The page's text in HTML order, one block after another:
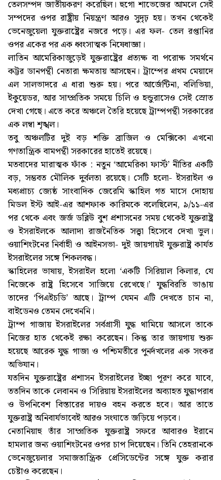
তেলসম্পদ জাতীয়করণ করেছিল। হুগো শাভেজের আমলে সেই
সম্পদের ওপর রাষ্ট্রীয় নিয়ন্ত্রণ আরও সুদৃঢ় হয়। তখন থেকেই
ভেনেজুয়েলা যুক্তরাষ্ট্রের নজরে পড়ে। এর ফল- তেল রপ্তানির
ওপর একের পর এক ধ্বংসাত্মক নিষেধাজ্ঞা।
লাতিন আমেরিকাজুড়েই যুক্তরাষ্ট্রের প্রত্যক্ষ বা পরোক্ষ সমর্থনে
কট্টর ডানপন্থী নেতারা ক্ষমতায় আসছেন। ট্রাম্পের প্রথম মেয়াদে
এল সালভাদরে এ ধারা শুরু হয়। পরে আর্জেন্টিনা, বলিভিয়া,
ইকুয়েডর, আর সাম্প্রতিক সময়ে চিলি ও হন্ডুরাসেও সেই স্রোত
দেখা গেছে। এতে করে অঞ্চলে তৈরি হয়েছে ট্রাম্পপন্থী সরকারের
এক লম্বা শৃঙ্খল।
তবু অঞ্চলটির দুই বড় শক্তি ব্রাজিল ও মেক্সিকো এখনো
গণতান্ত্রিক বামপন্থী সরকারের হাতেই রয়েছে।
মতবাদের মারাত্মক ফাঁক : নতুন ‘আমেরিকা ফার্স্ট’ নীতির একটি
বড়, সম্ভবত মৌলিক দুর্বলতা রয়েছে। সেটি হলো- ইসরাইল ও
মধ্যপ্রাচ্য জ্যেষ্ঠ সাংবাদিক জেরেমি স্কাহিল গত মাসে দোহায়
মিডল ইস্ট আই-এর আশফাক কারিমকে বলেছিলেন, ৯/১১-এর
পর থেকে এবং জর্জ ডব্লিউ বুশ প্রশাসনের সময় থেকেই যুক্তরাষ্ট্র
ও ইসরাইলকে আলাদা রাজনৈতিক সত্ত্বা হিসেবে দেখা ভুল।
ওয়াশিংটনের নির্বাহী ও আইনসভা- দুই জায়গায়ই যুক্তরাষ্ট্র কার্যত
ইসরাইলের সঙ্গে শিকলবদ্ধ।
স্কাহিলের ভাষায়, ইসরাইল হলো ‘একটি সিরিয়াল কিলার, যে
নিজেকে রাষ্ট্র হিসেবে সাজিয়ে রেখেছে।’ যুদ্ধবিরতি ভাঙায়
তাদের ‘পিএইচডি’ আছে। ট্রাম্প যেমন এটি দেখতে চান না,
বাইডেনও তেমন দেখেননি।
ট্রাম্প গাজায় ইসরাইলের সর্বগ্রাসী যুদ্ধ থামিয়ে আসলে তাকে
নিজের হাত থেকেই রক্ষা করেছেন। কিন্তু তার জায়গায় শুরু
হয়েছে আরেক যুদ্ধ গাজা ও পশ্চিমতীরে পুনর্দখলের এক সংকর
অভিযান।
যতদিন যুক্তরাষ্ট্রের প্রশাসন ইসরাইলের ইচ্ছা পূরণ করে যাবে,
ততদিন তাকে লেবানন ও সিরিয়ায় ইসরাইলের অব্যাহত যুদ্ধাপরাধ
ও উপনিবেশ বিস্তারের দায়ও বহন করতে হবে। আর তাতে
যুক্তরাষ্ট্র অনিবার্যভাবেই আরও সংঘাতে জড়িয়ে পড়বে।
নেতানিয়াহু তাঁর সাম্প্রতিক যুক্তরাষ্ট্র সফরে আবারও ইরানে
হামলার জন্য ওয়াশিংটনের ওপর চাপ দিয়েছেন। তিনি তেহরানকে
ভেনেজুয়েলার সমাজতান্ত্রিক প্রেসিডেন্টের সঙ্গে যুক্ত করার
চেষ্টাও করেছেন।